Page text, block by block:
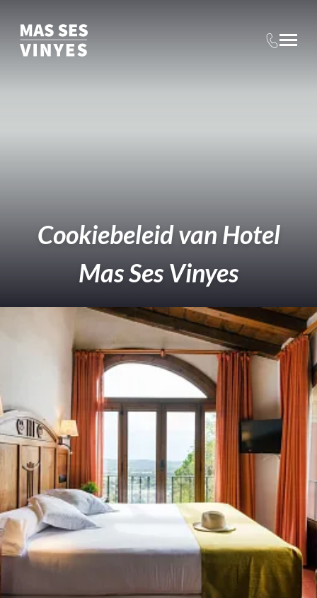
Cookiebeleid van Hotel
Mas Ses Vinyes
WAT ZIJN KOEKJES?
Cookies zijn kleine gegevensbestanden die door de website die u
bezoekt op uw apparaat worden ontvangen. Ze worden gebruikt
om bepaalde browse-interacties op een website vast te leggen
door gegevens op te slaan die kunnen worden bijgewerkt en
opgevraagd. Deze bestanden worden op de computer van de
gebruiker opgeslagen en bevatten anonieme gegevens die niet
schadelijk zijn voor het apparaat. Ze worden gebruikt om
gebruikersvoorkeuren te onthouden, zoals de geselecteerde taal,
inloggegevens of pagina-aanpassingen. Cookies kunnen ook
worden gebruikt om anonieme informatie vast te leggen over hoe
een bezoeker een site gebruikt. Bijvoorbeeld vanaf welke
webpagina ze zijn gekomen, of ze via een reclamebanner op de